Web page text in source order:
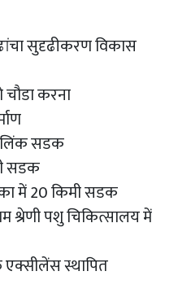
सुदृढीकरण विकास
करना
लिंक सडक
सडक
में 20 किमी सडक
श्रेणी पशु चिकित्सालय में
स्थापित